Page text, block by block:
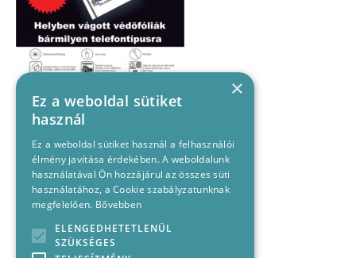
×
Ez a weboldal sütiket
használ
Ez a weboldal sütiket használ a felhasználói
élmény javítása érdekében. A weboldalunk
használatával Ön hozzájárul az összes süti
használatához, a Cookie szabályzatunknak
megfelelően. Bővebben
ELENGEDHETETLENÜL
SZÜKSÉGES